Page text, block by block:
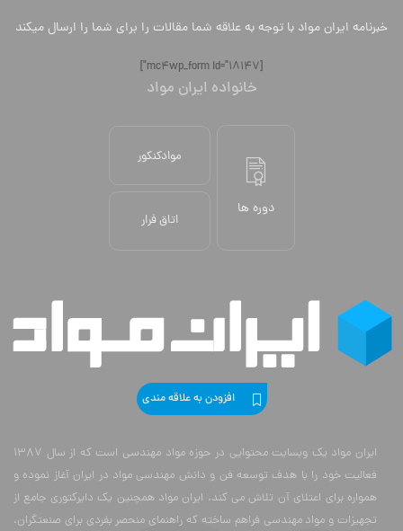
خبرنامه ایران مواد با توجه به علاقه شما مقالات را برای شما را ارسال میکند
[mc4wp_form id="18147"]
خانواده ایران مواد
دوره ها
موادکنکور
اتاق فرار
افزودن به علاقه مندی
ایران مواد یک وبسایت محتوایی در حوزه مواد مهندسی است که از سال 1387
فعالیت خود را با هدف توسعه فن و دانش مهندسی مواد در ایران آغاز نموده و
همواره برای اعتلای آن تلاش می کند. ایران مواد همچنین یک دایرکتوری جامع از
تجهیزات و مواد مهندسی فراهم ساخته که راهنمای منحصر بفردی برای صنعتگران،